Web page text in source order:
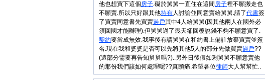
他也想買下這個房子.礙於舅舅一直住在這間房子裡不願搬走也
不願賣.所以只好跟其他持有人討論並同意賣給舅舅.請了代書簽
了買賣同意書先買賣過戶其中4人給舅舅(因其他兩人在國外必
須回國才能辦理).但舅舅過了幾天卻回覆說錢不夠不願意買了.
契約要當成無效.我事後有請舅舅在和約書上備註放棄買賣並簽
名.現在我和婆婆是否可以先將其他5人的部分先做買賣過戶??
(這部分需要再告知舅舅嗎?)..另外日後假如剩舅舅不願意賣他
的那份我們該如何處理呢??真頭痛.希望各位律師大人幫幫忙..